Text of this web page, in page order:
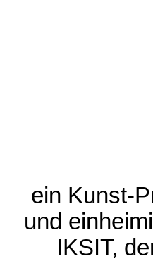
ein Kunst-
und
IKSIT,